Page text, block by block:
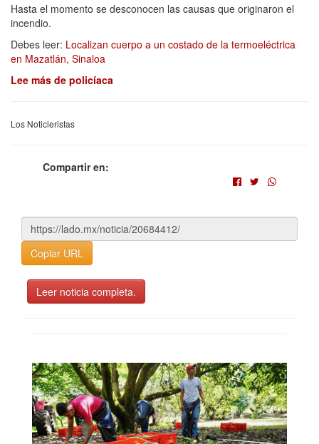
Hasta el momento se desconocen las causas que originaron el
incendio.
Debes leer: Localizan cuerpo a un costado de la termoeléctrica
en Mazatlán, Sinaloa
Lee más de policíaca
Los Noticieristas
Compartir en:
Copiar URL
Leer noticia completa.